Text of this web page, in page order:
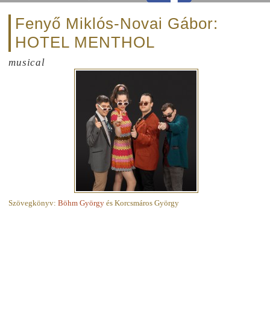
Fenyő Miklós-Novai Gábor:
HOTEL MENTHOL
musical
Szövegkönyv: Böhm György és Korcsmáros György